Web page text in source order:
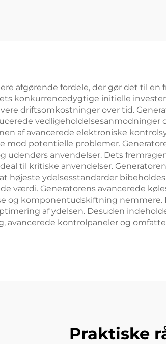
afgørende fordele, der gør det til
konkurrencedygtige initielle
driftsomkostninger over tid.
af avancerede elektroniske
potentielle problemer.
udendørs anvendelser. Dets
til kritiske anvendelser.
højeste ydelsesstandarder
værdi. Generatorens avancerede
og komponentudskiftning
af ydelsen. Desuden
avancerede kontrolpaneler og
Praktiske